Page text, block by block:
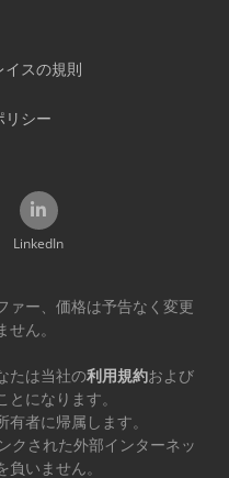
イスの規則
リシー
LinkedIn
ァー、価格は予告なく変更
ん。
たは当社の利用規約および
とになります。
者に帰属します。
された外部インターネッ
いません。